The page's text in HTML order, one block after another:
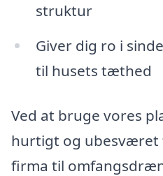
struktur
Giver dig ro i
til husets tæthed
Ved at bruge vores
hurtigt og ubesværet
firma til